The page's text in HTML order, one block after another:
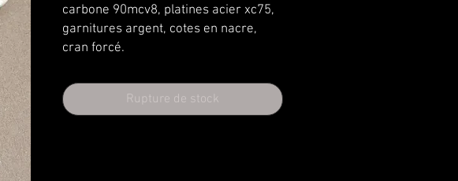
carbone 90mcv8, platines acier xc75,
garnitures argent, cotes en nacre,
cran forcé.
Rupture de stock